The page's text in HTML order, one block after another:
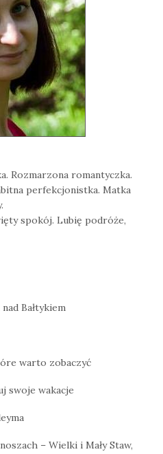
Rozmarzona romantyczka.
perfekcjonistka. Matka
spokój. Lubię podróże,
Bałtykiem
warto zobaczyć
swoje wakacje
– Wielki i Mały Staw,